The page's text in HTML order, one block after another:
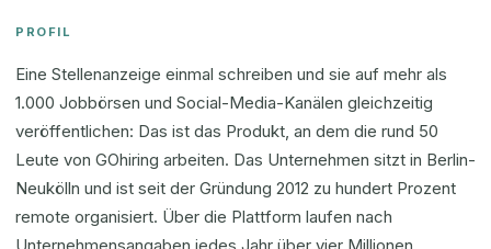
PROFIL
Eine Stellenanzeige einmal schreiben und sie auf mehr als
1.000 Jobbörsen und Social-Media-Kanälen gleichzeitig
veröffentlichen: Das ist das Produkt, an dem die rund 50
Leute von GOhiring arbeiten. Das Unternehmen sitzt in Berlin-
Neukölln und ist seit der Gründung 2012 zu hundert Prozent
remote organisiert. Über die Plattform laufen nach